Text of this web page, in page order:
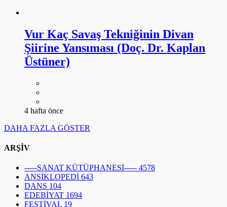
Vur Kaç Savaş Tekniğinin Divan
Şiirine Yansıması (Doç. Dr. Kaplan
Üstüner)
4 hafta önce
DAHA FAZLA GÖSTER
ARŞİV
-----SANAT KÜTÜPHANESİ----- 4578
ANSİKLOPEDİ 643
DANS 104
EDEBİYAT 1694
FESTİVAL 19